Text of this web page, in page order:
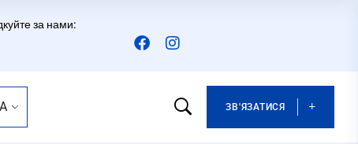
за нами:
ЗВ'ЯЗАТИСЯ